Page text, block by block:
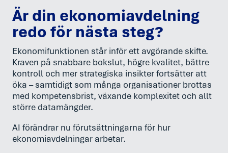
Är din ekonomiavdelning
redo för nästa steg?
Ekonomifunktionen står inför ett avgörande skifte.
Kraven på snabbare bokslut, högre kvalitet, bättre
kontroll och mer strategiska insikter fortsätter att
öka – samtidigt som många organisationer brottas
med kompetensbrist, växande komplexitet och allt
större datamängder.
AI förändrar nu förutsättningarna för hur
ekonomiavdelningar arbetar.